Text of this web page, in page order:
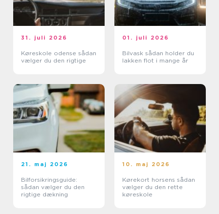
31. juli 2026
Køreskole odense sådan
vælger du den rigtige
01. juli 2026
Bilvask sådan holder du
lakken flot i mange år
21. maj 2026
Bilforsikringsguide:
sådan vælger du den
rigtige dækning
10. maj 2026
Kørekort horsens sådan
vælger du den rette
køreskole